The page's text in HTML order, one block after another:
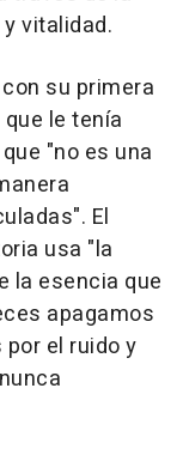
vitalidad.
su primera
le tenía
"no es una
El
usa "la
la esencia que
apagamos
el ruido y